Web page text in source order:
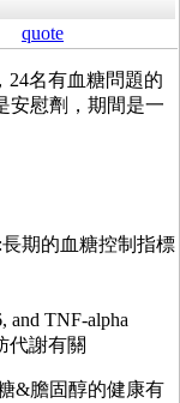
quote
24名有血糖問題的
安慰劑，期間是一
長期的血糖控制指標
and TNF-alpha
代謝有關
&膽固醇的健康有